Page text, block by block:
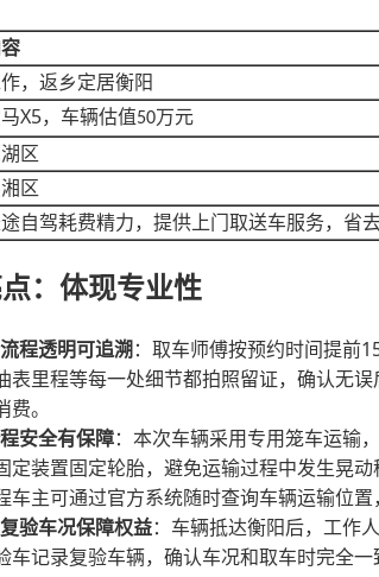
，返乡定居衡阳
X5，车辆估值50万元
区
区
自驾耗费精力，提供上门取送车服务，省
：体现专业性
程透明可追溯 ：取车师傅按预约时间提前
表里程等每一处细节都拍照留证，确认无
费。
安全有保障：本次车辆采用专用笼车运输
定装置固定轮胎，避免运输过程中发生晃
车主可通过官方系统随时查询车辆运输位置
验车况保障权益：车辆抵达衡阳后，工作
车记录复验车辆，确认车况和取车时完全